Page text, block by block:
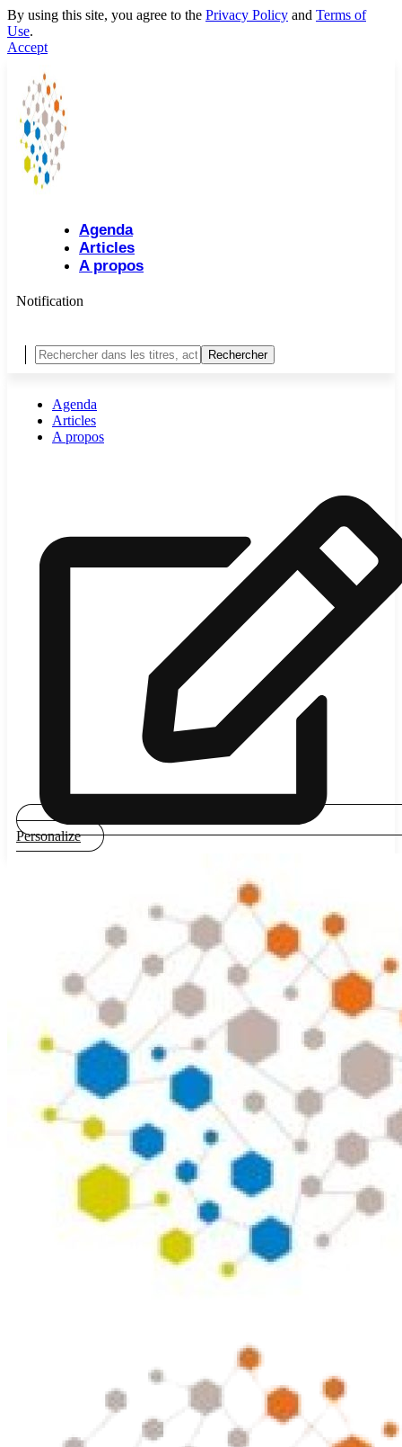
By using this site, you agree to the Privacy Policy and Terms of
Use.
Accept
Agenda
Articles
A propos
Notification
Agenda
Articles
A propos
Personalize